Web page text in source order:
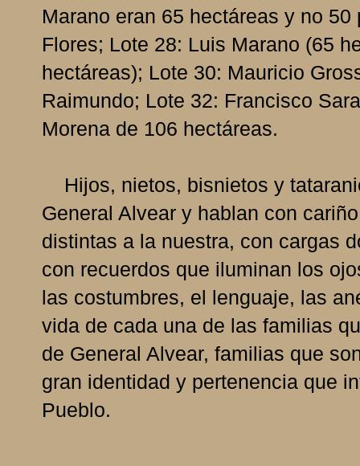
Marano eran 65 hectáreas y no
Flores; Lote 28: Luis Marano (65
hectáreas); Lote 30: Mauricio
Raimundo; Lote 32: Francisco
Morena de 106 hectáreas.
Hijos, nietos, bisnietos y
General Alvear y hablan con
distintas a la nuestra, con cargas
con recuerdos que iluminan los
las costumbres, el lenguaje, las
vida de cada una de las familias
de General Alvear, familias que
gran identidad y pertenencia que
Pueblo.